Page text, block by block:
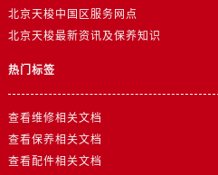
北京天梭中国区服务网点
北京天梭最新资讯及保养知识
热门标签
查看维修相关文档
查看保养相关文档
查看配件相关文档